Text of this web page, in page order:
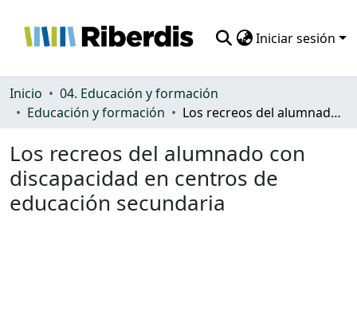
Iniciar sesión
Comunidades
Estadísticas
Inicio
04. Educación y formación
Educación y formación
Los recreos del alumnado con discapacidad en centros de educación secundaria
Los recreos del alumnado con
discapacidad en centros de
educación secundaria